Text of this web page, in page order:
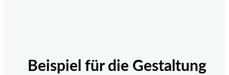
Beispiel für die Gestaltung